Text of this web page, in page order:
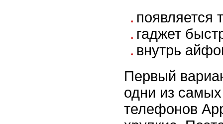
появляется
гаджет
внутрь
Первый
одни из
телефонов